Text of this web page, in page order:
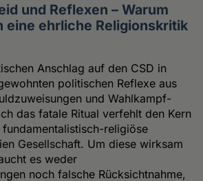
und Reflexen – Warum
eine ehrliche Religionskritik
Anschlag auf den CSD in
politischen Reflexe aus
und Wahlkampf-
das fatale Ritual verfehlt den Kern
religiöse
Gesellschaft. Um diese wirksam
es weder
noch falsche Rücksichtnahme,